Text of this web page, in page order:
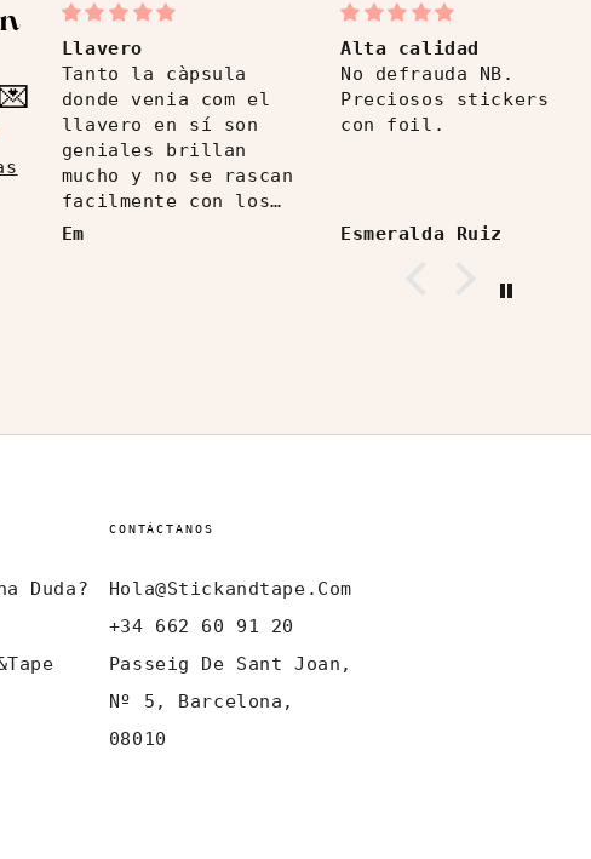
Llavero
Tanto la càpsula
donde venia com el
llavero en sí son
geniales brillan
mucho y no se rascan
facilmente con los
roces (lo llevo en el
Em
Alta calidad
No defrauda NB.
Preciosos stickers
con foil.
Esmeralda Ruiz
Duda?
CONTÁCTANOS
Hola@stickandtape.com
+34 662 60 91 20
Passeig De Sant Joan,
Nº 5, Barcelona,
08010